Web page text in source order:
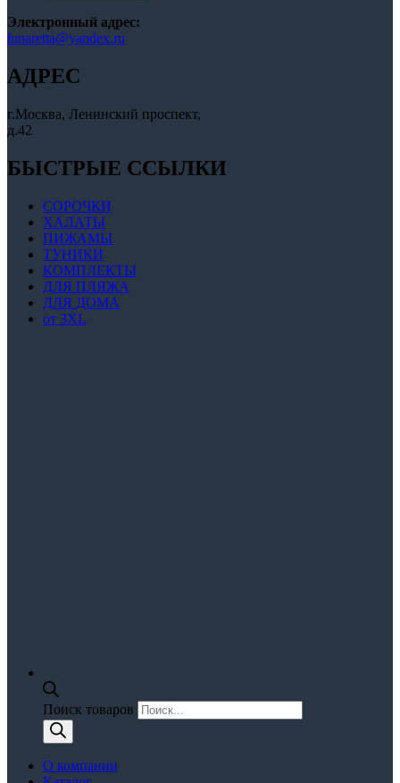
Электронный адрес:
lunaretta@yandex.ru
АДРЕС
г.Москва, Ленинский проспект,
д.42
БЫСТРЫЕ ССЫЛКИ
СОРОЧКИ
ХАЛАТЫ
ПИЖАМЫ
ТУНИКИ
КОМПЛЕКТЫ
ДЛЯ ПЛЯЖА
ДЛЯ ДОМА
от 3XL
Поиск товаров
О компании